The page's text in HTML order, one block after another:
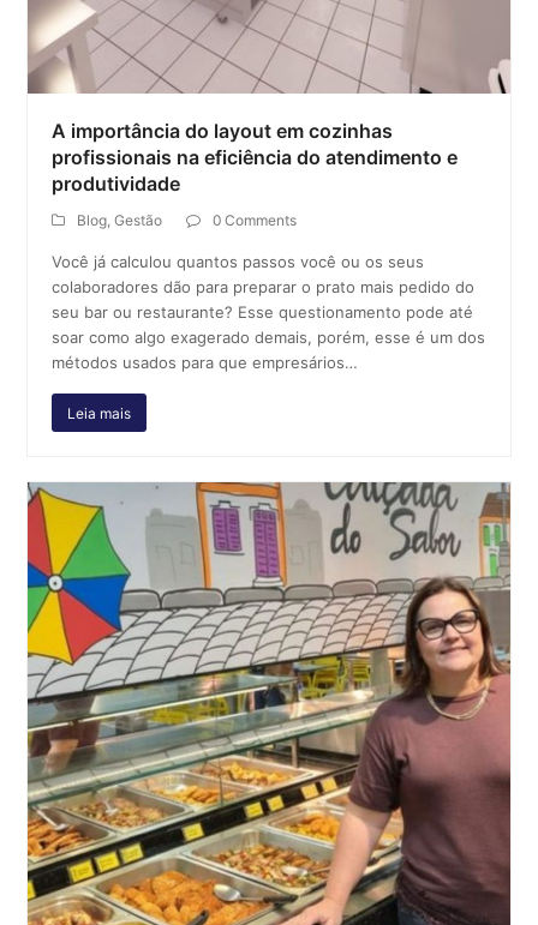
A importância do layout em cozinhas
profissionais na eficiência do atendimento e
produtividade
Blog,Gestão 0 Comments
Você já calculou quantos passos você ou os seus
colaboradores dão para preparar o prato mais pedido do
seu bar ou restaurante? Esse questionamento pode até
soar como algo exagerado demais, porém, esse é um dos
métodos usados para que empresários…
Leia mais